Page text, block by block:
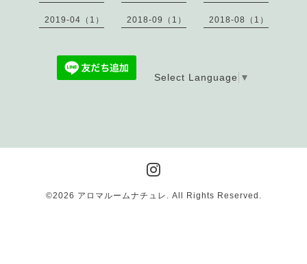
2019-04（1） 2018-09（1） 2018-08（1）
Select Language ▼
©2026 アロマルームナチュレ . All Rights Reserved.